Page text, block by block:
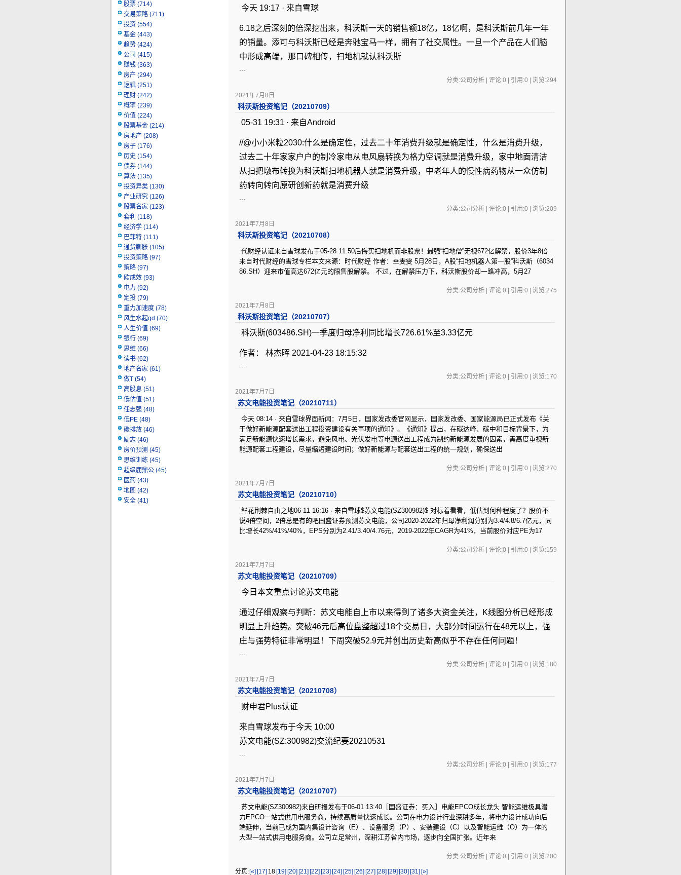
股票 (714)
交易策略 (711)
投资 (554)
基金 (443)
趋势 (424)
公司 (415)
赚钱 (363)
房产 (294)
逻辑 (251)
理财 (242)
概率 (239)
价值 (224)
股票基金 (214)
房地产 (208)
房子 (176)
历史 (154)
债券 (144)
算法 (135)
投资异类 (130)
产业研究 (126)
股票名家 (123)
套利 (118)
经济学 (114)
巴菲特 (111)
通货膨胀 (105)
投资策略 (97)
策略 (97)
欧成效 (93)
电力 (92)
定投 (79)
重力加速度 (78)
风生水起qd (70)
人生价值 (69)
银行 (69)
思维 (66)
读书 (62)
地产名家 (61)
做T (54)
高股息 (51)
低估值 (51)
任志强 (48)
低PE (48)
碳排放 (46)
励志 (46)
房价预测 (45)
思维训练 (45)
超级鹿鼎公 (45)
医药 (43)
地图 (42)
安全 (41)
今天 19:17 · 来自雪球
6.18之后深刻的倍深挖出来，科沃斯一天的销售额18亿，18亿啊，是科沃斯前几年一年
的销量。添可与科沃斯已经是奔驰宝马一样，拥有了社交属性。一旦一个产品在人们脑
中形成高端，那口碑相传，扫地机就认科沃斯
...
分类:公司分析 | 评论:0 | 引用:0 | 浏览:294
2021年7月8日
科沃斯投资笔记（20210709）
05-31 19:31 · 来自Android
//@小小米粒2030:什么是确定性，过去二十年消费升级就是确定性，什么是消费升级，
过去二十年家家户户的制冷家电从电风扇转换为格力空调就是消费升级，家中地面清洁
从扫把墩布转换为科沃斯扫地机器人就是消费升级，中老年人的慢性病药物从一众仿制
药转向转向原研创新药就是消费升级
...
分类:公司分析 | 评论:0 | 引用:0 | 浏览:209
2021年7月8日
科沃斯投资笔记（20210708）
代财经认证来自雪球发布于05-28 11:50后悔买扫地机而非股票！最强“扫地僧”无视672亿解禁，股价3年8倍
来自时代财经的雪球专栏本文来源：时代财经 作者：幸雯雯 5月28日，A股“扫地机器人第一股”科沃斯（6034
86.SH）迎来市值高达672亿元的限售股解禁。 不过，在解禁压力下，科沃斯股价却一路冲高，5月27
分类:公司分析 | 评论:0 | 引用:0 | 浏览:275
2021年7月8日
科沃斯投资笔记（20210707）
科沃斯(603486.SH)一季度归母净利同比增长726.61%至3.33亿元
作者： 林杰晖 2021-04-23 18:15:32
...
分类:公司分析 | 评论:0 | 引用:0 | 浏览:170
2021年7月7日
苏文电能投资笔记（20210711）
今天 08:14 · 来自雪球界面新闻：7月5日，国家发改委官网显示，国家发改委、国家能源局已正式发布《关
于做好新能源配套送出工程投资建设有关事项的通知》。《通知》提出，在碳达峰、碳中和目标背景下，为
满足新能源快速增长需求，避免风电、光伏发电等电源送出工程成为制约新能源发展的因素，需高度重视新
能源配套工程建设，尽量缩短建设时间；做好新能源与配套送出工程的统一规划，确保送出
分类:公司分析 | 评论:0 | 引用:0 | 浏览:270
2021年7月7日
苏文电能投资笔记（20210710）
鲜花荆棘自由之地06-11 16:16 · 来自雪球$苏文电能(SZ300982)$ 对标着看看，低估到何种程度了？股价不
说4倍空间，2倍总是有的吧国盛证券预测苏文电能，公司2020-2022年归母净利润分别为3.4/4.8/6.7亿元，同
比增长42%/41%/40%，EPS分别为2.41/3.40/4.76元，2019-2022年CAGR为41%，当前股价对应PE为17
分类:公司分析 | 评论:0 | 引用:0 | 浏览:159
2021年7月7日
苏文电能投资笔记（20210709）
今日本文重点讨论苏文电能
通过仔细观察与判断：苏文电能自上市以来得到了诸多大资金关注，K线图分析已经形成
明显上升趋势。突破46元后高位盘整超过18个交易日，大部分时间运行在48元以上，强
庄与强势特征非常明显！下周突破52.9元并创出历史新高似乎不存在任何问题！
...
分类:公司分析 | 评论:0 | 引用:0 | 浏览:180
2021年7月7日
苏文电能投资笔记（20210708）
财申君Plus认证
来自雪球发布于今天 10:00
苏文电能(SZ:300982)交流纪要20210531
...
分类:公司分析 | 评论:0 | 引用:0 | 浏览:177
2021年7月7日
苏文电能投资笔记（20210707）
苏文电能(SZ300982)来自研报发布于06-01 13:40［国盛证券：买入］电能EPCO成长龙头 智能运维极具潜
力EPCO一站式供用电服务商，持续高质量快速成长。公司在电力设计行业深耕多年，将电力设计成功向后
端延伸，当前已成为国内集设计咨询（E）、设备服务（P）、安装建设（C）以及智能运维（O）为一体的
大型一站式供用电服务商。公司立足常州，深耕江苏省内市场，逐步向全国扩张。近年来
分类:公司分析 | 评论:0 | 引用:0 | 浏览:200
分页:[«] [17] 18 [19] [20] [21] [22] [23] [24] [25] [26] [27] [28] [29] [30] [31] [»]